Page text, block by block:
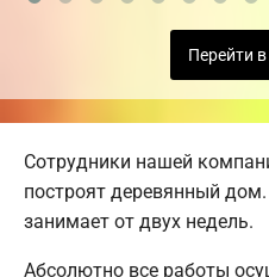
Перейти
Сотрудники нашей
построят деревянный
занимает от двух недель.
Абсолютно все работы